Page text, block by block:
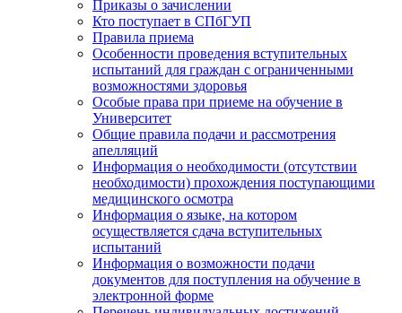
Приказы о зачислении
Кто поступает в СПбГУП
Правила приема
Особенности проведения вступительных
испытаний для граждан с ограниченными
возможностями здоровья
Особые права при приеме на обучение в
Университет
Общие правила подачи и рассмотрения
апелляций
Информация о необходимости (отсутствии
необходимости) прохождения поступающими
медицинского осмотра
Информация о языке, на котором
осуществляется сдача вступительных
испытаний
Информация о возможности подачи
документов для поступления на обучение в
электронной форме